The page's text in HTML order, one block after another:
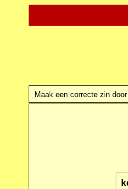
Maak een correcte zin